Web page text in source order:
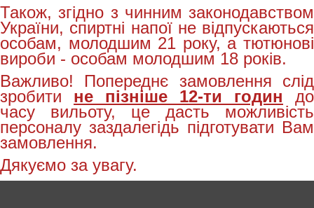
Також, згідно з чинним законодавством
України, спиртні напої не відпускаються
особам, молодшим 21 року, а тютюнові
вироби - особам молодшим 18 років.
Важливо! Попереднє замовлення слід
зробити не пізніше 12-ти годин до
часу вильоту, це дасть можливість
персоналу заздалегідь підготувати Вам
замовлення.
Дякуємо за увагу.